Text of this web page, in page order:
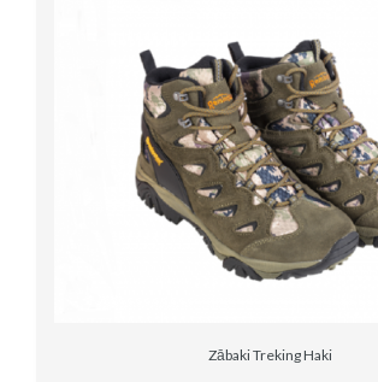
Zābaki Treking Haki